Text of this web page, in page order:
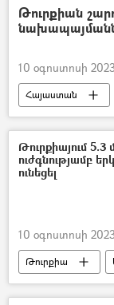
Հատուկ ռազմական
Թուրքիան
10 օգոստոսի
Հայաստան
հայ-
տրանսպորտային
Ուկրաինա
Թուրքիայում 5.3
ուժգնությամբ
ունեցել
10 օգոստոսի
Թուրքիա